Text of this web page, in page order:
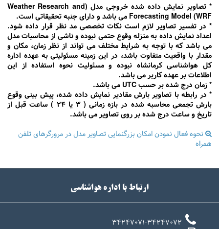
* تصاویر نمایش داده شده خروجی مدل (Weather Research and
Forecasting Model (WRF می باشد و دارای جنبه تحقیقاتی است.
* در تفسیر تصاویر لازم است نکات تخصصی مد نظر قرار داده شود.
اعداد نمایش داده به منزله وقوع حتمی نبوده و ناشی از محاسبات مدل
می باشد که با توجه به شرایط مختلف می تواند از نظر زمان، مکان و
مقدار با واقعیت متفاوت باشد، در این زمینه مسئولیتی به عهده اداره
کل هواشناسی کرمانشاه نبوده و مسئولیت نحوه استفاده از این
اطلاعات بر عهده کاربر می باشد.
* زمان درج شده بر حسب UTC می باشد.
* در رابطه با تصاویر بارش مقادیر نمایش داده شده، پیش بینی وقوع
بارش تجمعی محاسبه شده در بازه زمانی ( 3 یا 24 ) ساعت قبل از
تاریخ و ساعت درج شده بر روی تصاویر می باشد.
نحوه فعال نمودن امکان بزرگنمایی تصاویر مدل در مرورگرهای تلفن
همراه
ارتباط با اداره هواشناسی
34247071-34247072